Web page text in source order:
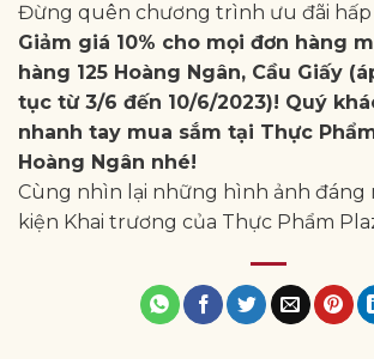
Đừng quên chương trình ưu đãi hấp
Giảm giá 10% cho mọi đơn hàng
hàng 125 Hoàng Ngân, Cầu Giấy
tục từ 3/6 đến 10/6/2023)! Quý
nhanh tay mua sắm tại Thực
Hoàng Ngân nhé!
Cùng nhìn lại những hình ảnh đáng
kiện Khai trương của Thực Phẩm